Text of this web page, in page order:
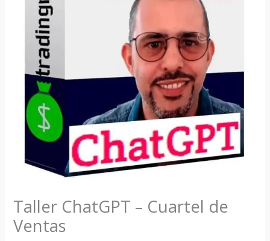
Taller ChatGPT – Cuartel de
Ventas